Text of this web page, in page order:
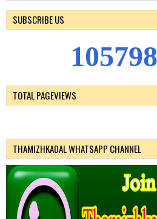
SUBSCRIBE US
105798
TOTAL PAGEVIEWS
THAMIZHKADAL WHATSAPP CHANNEL